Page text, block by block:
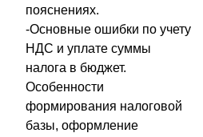
пояснениях.
-Основные ошибки по учету
НДС и уплате суммы
налога в бюджет.
Особенности
формирования налоговой
базы, оформление